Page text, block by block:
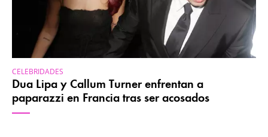
CELEBRIDADES
Dua Lipa y Callum Turner enfrentan a
paparazzi en Francia tras ser acosados